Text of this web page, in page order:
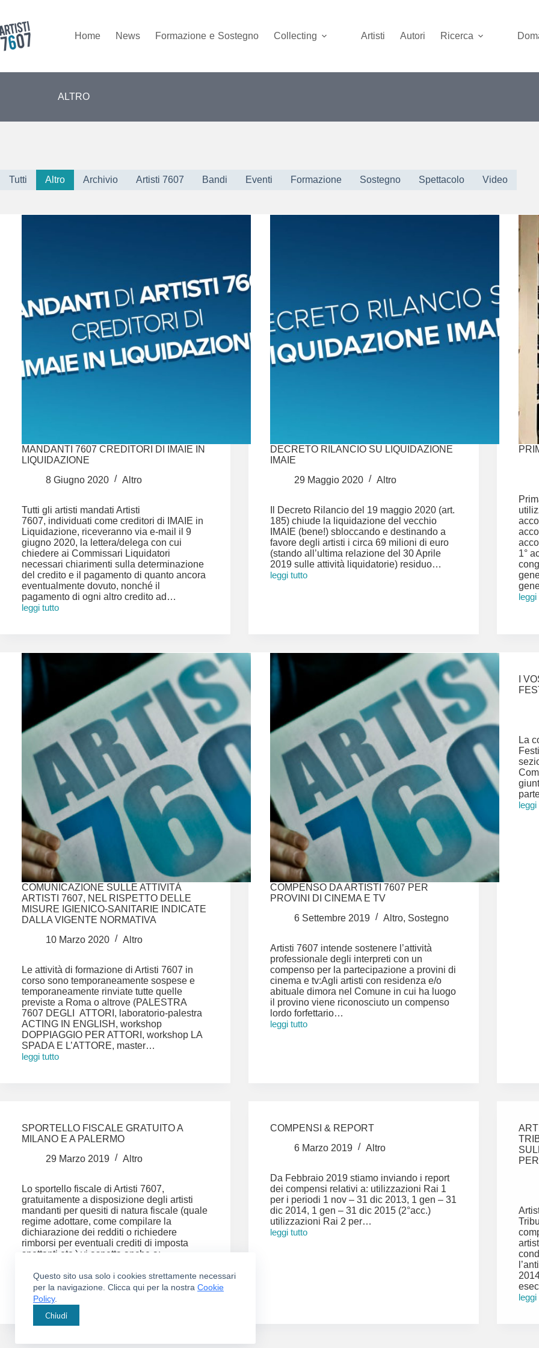
contenuto
Questo sito usa solo i cookies strettamente necessari
per la navigazione. Clicca qui per la nostra Cookie
Policy.
Chiudi
Home News Formazione e Sostegno Collecting Artisti Autori Ricerca
ALTRO
Tutti Altro Archivio Artisti 7607 Bandi Eventi Formazione Sostegno Spettacolo Video
MANDANTI 7607 CREDITORI DI IMAIE IN
LIQUIDAZIONE
8 Giugno 2020
Altro
Tutti gli artisti mandati Artisti
7607, individuati come creditori di IMAIE in
Liquidazione, riceveranno via e-mail il 9
giugno 2020, la lettera/delega con cui
chiedere ai Commissari Liquidatori
necessari chiarimenti sulla determinazione
del credito e il pagamento di quanto ancora
eventualmente dovuto, nonché il
pagamento di ogni altro credito ad…
leggi tutto
MANDANTI
IMAIE
IN
LIQUIDAZIONE
DECRETO RILANCIO SU LIQUIDAZIONE
IMAIE
29 Maggio 2020
Altro
Il Decreto Rilancio del 19 maggio 2020 (art.
185) chiude la liquidazione del vecchio
IMAIE (bene!) sbloccando e destinando a
favore degli artisti i circa 69 milioni di euro
(stando all’ultima relazione del 30 Aprile
2019 sulle attività liquidatorie) residuo…
leggi tutto
DECRETO
1°
leggi
COMUNICAZIONE SULLE ATTIVITÀ
ARTISTI 7607, NEL RISPETTO DELLE
MISURE IGIENICO-SANITARIE INDICATE
DALLA VIGENTE NORMATIVA
10 Marzo 2020
Altro
Le attività di formazione di Artisti 7607 in
corso sono temporaneamente sospese e
temporaneamente rinviate tutte quelle
previste a Roma o altrove (PALESTRA
7607 DEGLI ATTORI, laboratorio-palestra
ACTING IN ENGLISH, workshop
DOPPIAGGIO PER ATTORI, workshop LA
SPADA E L’ATTORE, master…
leggi tutto
Comunicazione
rispetto
delle
misure
igienico-
sanitarie
dalla
vigente
normativa
COMPENSO DA ARTISTI 7607 PER
PROVINI DI CINEMA E TV
6 Settembre 2019
Altro, Sostegno
Artisti 7607 intende sostenere l’attività
professionale degli interpreti con un
compenso per la partecipazione a provini di
cinema e tv:Agli artisti con residenza e/o
abituale dimora nel Comune in cui ha luogo
il provino viene riconosciuto un compenso
lordo forfettario…
leggi tutto
Compenso
I
La
leggi
I
SPORTELLO FISCALE GRATUITO A
MILANO E A PALERMO
29 Marzo 2019
Altro
Lo sportello fiscale di Artisti 7607,
gratuitamente a disposizione degli artisti
mandanti per quesiti di natura fiscale (quale
regime adottare, come compilare la
dichiarazione dei redditi o richiedere
rimborsi per eventuali crediti di imposta
spettanti etc.) vi aspetta anche a:…
FISCALE
GRATUITO
COMPENSI & REPORT
6 Marzo 2019
Altro
Da Febbraio 2019 stiamo inviando i report
dei compensi relativi a: utilizzazioni Rai 1
per i periodi 1 nov – 31 dic 2013, 1 gen – 31
dic 2014, 1 gen – 31 dic 2015 (2°acc.)
utilizzazioni Rai 2 per…
leggi tutto
COMPENSI
leggi